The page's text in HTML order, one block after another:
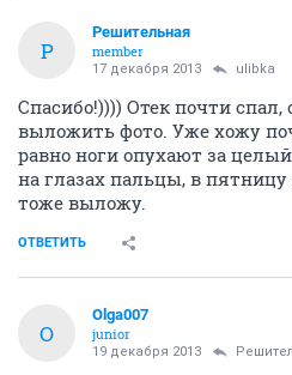
Р
Решительная
member
17 декабря 2013 ulibka
Спасибо!)))) Отек почти спал,
выложить фото. Уже хожу
равно ноги опухают за
на глазах пальцы, в
тоже выложу.
ОТВЕТИТЬ
O
Olga007
junior
19 декабря 2013